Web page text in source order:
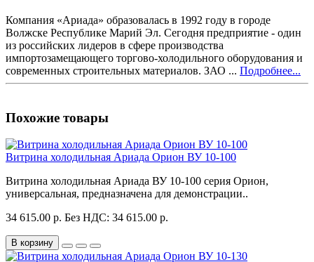
Компания «Ариада» образовалась в 1992 году в городе
Волжске Республике Марий Эл. Сегодня предприятие - один
из российских лидеров в сфере производства
импортозамещающего торгово-холодильного оборудования и
современных строительных материалов. ЗАО ... Подробнее...
Похожие товары
Витрина холодильная Ариада Орион ВУ 10-100
Витрина холодильная Ариада ВУ 10-100 серия Орион,
универсальная, предназначена для демонстрации..
34 615.00 р. Без НДС: 34 615.00 р.
В корзину